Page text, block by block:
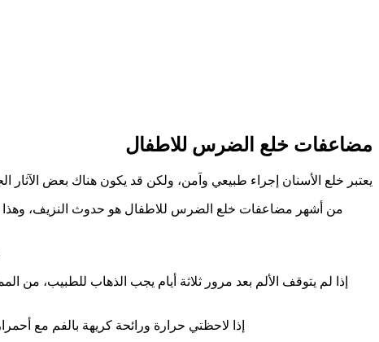
مضاعفات خلع الضرس للاطفال
يعتبر خلع الأسنان إجراء طبيعي واَمن، ولكن قد يكون هناك بعض
من أشهر مضاعفات خلع الضرس للاطفال هو حدوث النزيف، وهذا
إذا لم يتوقف الألم بعد مرور ثلاثة أيام يجب الذهاب للطبيب،
إذا لاحظتي حرارة ورائحة كريهة بالفم مع